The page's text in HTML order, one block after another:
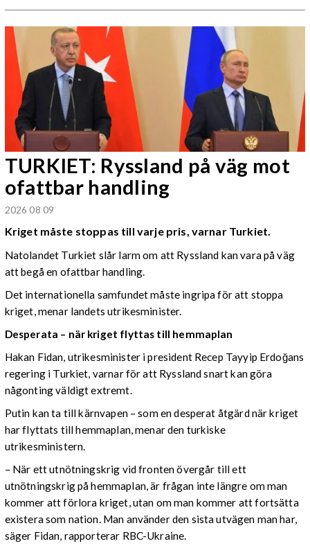
TURKIET: Ryssland på väg mot
ofattbar handling
2026 08 09
Kriget måste stoppas till varje pris, varnar Turkiet.
Natolandet Turkiet slår larm om att Ryssland kan vara på väg
att begå en ofattbar handling.
Det internationella samfundet måste ingripa för att stoppa
kriget, menar landets utrikesminister.
Desperata – när kriget flyttas till hemmaplan
Hakan Fidan, utrikesminister i president Recep Tayyip Erdoğans
regering i Turkiet, varnar för att Ryssland snart kan göra
någonting väldigt extremt.
Putin kan ta till kärnvapen – som en desperat åtgärd när kriget
har flyttats till hemmaplan, menar den turkiske
utrikesministern.
– När ett utnötningskrig vid fronten övergår till ett
utnötningskrig på hemmaplan, är frågan inte längre om man
kommer att förlora kriget, utan om man kommer att fortsätta
existera som nation. Man använder den sista utvägen man har,
säger Fidan, rapporterar RBC-Ukraine.